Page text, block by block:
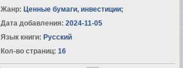
Жанр: Ценные бумаги, инвестиции;
Дата добавления: 2024-11-05
Язык книги: Русский
Кол-во страниц: 16